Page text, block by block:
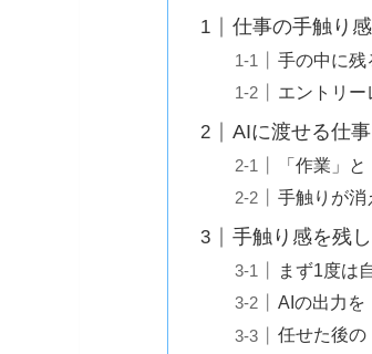
仕事の手触り
手の中に残
エントリ
AIに渡せる仕
「作業」
手触りが消
手触り感を残
まず1度は
AIの出力を
任せた後の